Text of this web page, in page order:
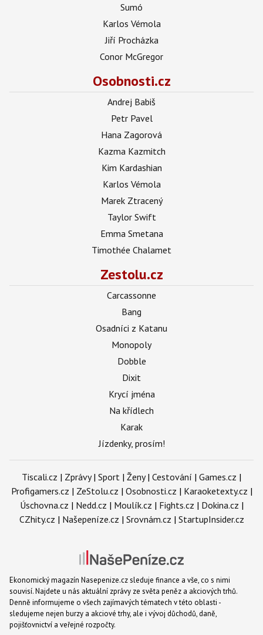
Sumó
Karlos Vémola
Jiří Procházka
Conor McGregor
Osobnosti.cz
Andrej Babiš
Petr Pavel
Hana Zagorová
Kazma Kazmitch
Kim Kardashian
Karlos Vémola
Marek Ztracený
Taylor Swift
Emma Smetana
Timothée Chalamet
Zestolu.cz
Carcassonne
Bang
Osadníci z Katanu
Monopoly
Dobble
Dixit
Krycí jména
Na křídlech
Karak
Jízdenky, prosím!
Tiscali.cz | Zprávy| Sport | Ženy| Cestování | Games.cz |
Profigamers.cz | ZeStolu.cz | Osobnosti.cz | Karaoketexty.cz |
Úschovna.cz | Nedd.cz | Moulík.cz | Fights.cz | Dokina.cz |
CZhity.cz | Našepeníze.cz | Srovnám.cz | StartupInsider.cz
Ekonomický magazín Nasepenize.cz sleduje finance a vše, co s nimi
souvisí. Najdete u nás aktuální zprávy ze světa peněz a akciových trhů.
Denně informujeme o všech zajímavých tématech v této oblasti -
sledujeme nejen burzy a akciové trhy, ale i vývoj důchodů, daně,
pojišťovnictví a veřejné rozpočty.